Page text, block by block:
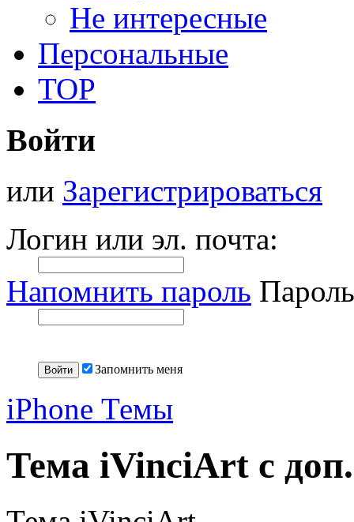
Не интересные
Персональные
TOP
Войти
или Зарегистрироваться
Логин или эл. почта:
Напомнить пароль
Запомнить меня
iPhone Темы
Тема iVinciArt с